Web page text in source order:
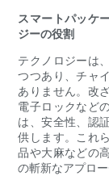
スマートパッケ
ジーの役割
テクノロジーは
つつあり、チャ
ありません。改
電子ロックなど
は、安全性、認
供します。これ
品や大麻などの
の斬新なアプロ